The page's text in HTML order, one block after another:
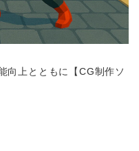
向上とともに【CG制作ソ